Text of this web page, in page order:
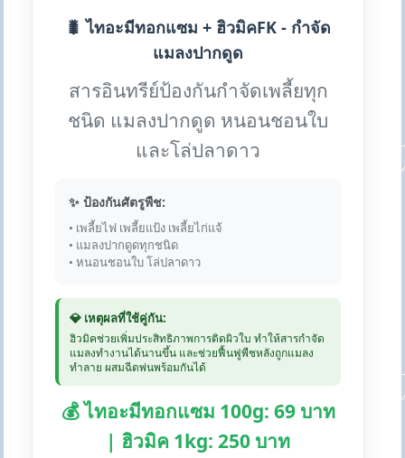
🐛 ไทอะมีทอกแซม + ฮิวมิคFK - กำจัด
แมลงปากดูด
สารอินทรีย์ป้องกันกำจัดเพลี้ยทุก
ชนิด แมลงปากดูด หนอนชอนใบ
และโล่ปลาดาว
✨ ป้องกันศัตรูพืช:
• เพลี้ยไฟ เพลี้ยแป้ง เพลี้ยไก่แจ้
• แมลงปากดูดทุกชนิด
• หนอนชอนใบ โล่ปลาดาว
💎 เหตุผลที่ใช้คู่กัน:
ฮิวมิคช่วยเพิ่มประสิทธิภาพการติดผิวใบ ทำให้สารกำจัด
แมลงทำงานได้นานขึ้น และช่วยฟื้นฟูพืชหลังถูกแมลง
ทำลาย ผสมฉีดพ่นพร้อมกันได้
💰 ไทอะมีทอกแซม 100g: 69 บาท
| ฮิวมิค 1kg: 250 บาท